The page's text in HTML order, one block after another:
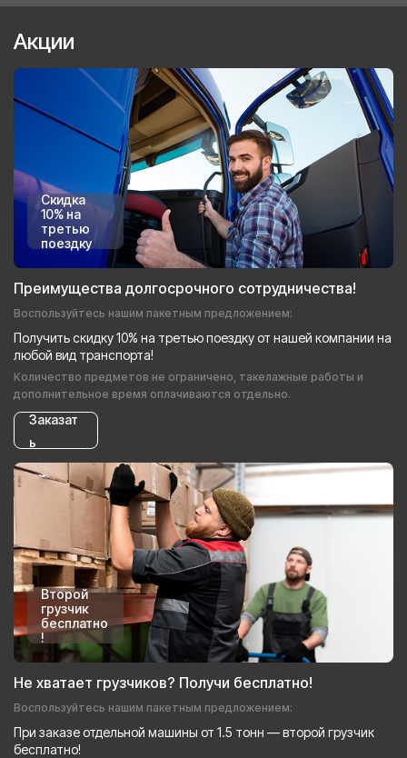
Акции
Скидка
10% на
третью
поездку
Преимущества долгосрочного сотрудничества!
Воспользуйтесь нашим пакетным предложением:
Получить скидку 10% на третью поездку от нашей компании на
любой вид транспорта!
Количество предметов не ограничено, такелажные работы и
дополнительное время оплачиваются отдельно.
Заказат
ь
Второй
грузчик
бесплатно
!
Не хватает грузчиков? Получи бесплатно!
Воспользуйтесь нашим пакетным предложением:
При заказе отдельной машины от 1.5 тонн — второй грузчик
бесплатно!